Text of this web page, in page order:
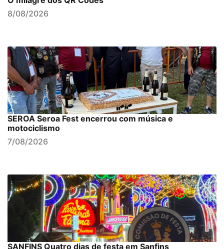
8/08/2026
SEROA Seroa Fest encerrou com música e
motociclismo
7/08/2026
SANFINS Quatro dias de festa em Sanfins